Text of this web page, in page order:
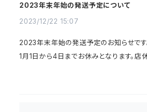
2023年末年始の発送予定について
2023/12/22 15:07
2023年末年始の発送予定のお知らせです
1月1日から4日までお休みとなります。店